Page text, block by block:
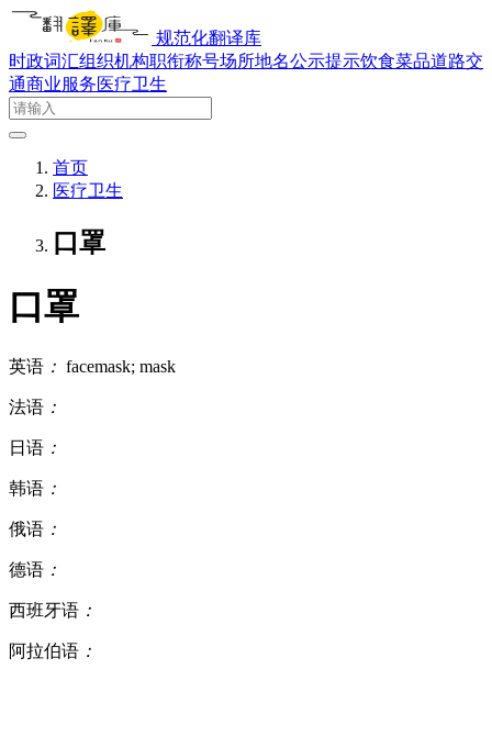
规范化翻译库
时政词汇组织机构职衔称号场所地名公示提示饮食菜品道路交
通商业服务医疗卫生
首页
医疗卫生
口罩
口罩
英语 ： facemask; mask
法语 ：
日语 ：
韩语 ：
俄语 ：
德语 ：
西班牙语 ：
阿拉伯语 ：